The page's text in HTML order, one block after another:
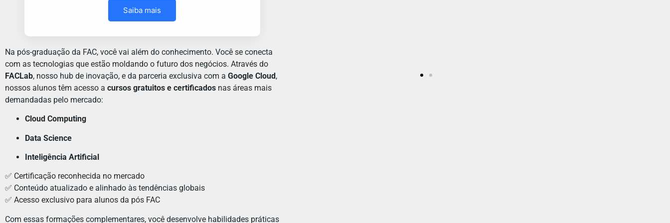
Saiba mais
Na pós-graduação da FAC, você vai além do conhecimento. Você se conecta
com as tecnologias que estão moldando o futuro dos negócios. Através do
FACLab, nosso hub de inovação, e da parceria exclusiva com a Google Cloud,
nossos alunos têm acesso a cursos gratuitos e certificados nas áreas mais
demandadas pelo mercado:
Cloud Computing
Data Science
Inteligência Artificial
✅ Certificação reconhecida no mercado
✅ Conteúdo atualizado e alinhado às tendências globais
✅ Acesso exclusivo para alunos da pós FAC
Com essas formações complementares, você desenvolve habilidades práticas